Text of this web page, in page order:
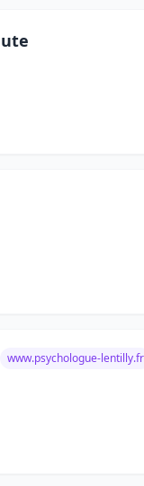
www.psychologue-lentilly.fr